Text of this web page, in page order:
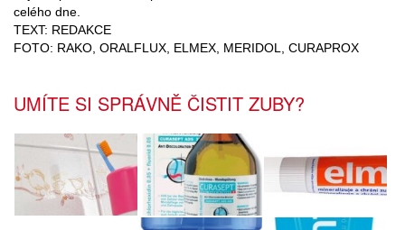
celého dne.
TEXT: REDAKCE
FOTO: RAKO, ORALFLUX, ELMEX, MERIDOL, CURAPROX
UMÍTE SI SPRÁVNĚ ČISTIT ZUBY?